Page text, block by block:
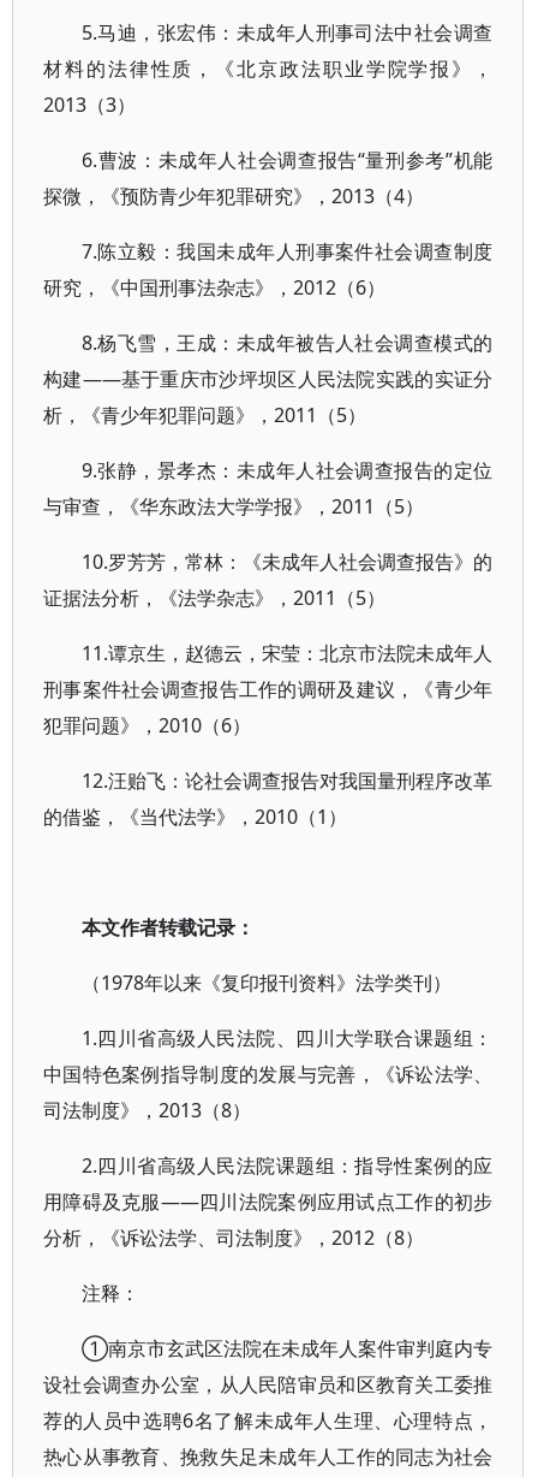
5.马迪，张宏伟：未成年人刑事司法中社会调查
材料的法律性质，《北京政法职业学院学报》，
2013（3）
6.曹波：未成年人社会调查报告“量刑参考”机能
探微，《预防青少年犯罪研究》，2013（4）
7.陈立毅：我国未成年人刑事案件社会调查制度
研究，《中国刑事法杂志》，2012（6）
8.杨飞雪，王成：未成年被告人社会调查模式的
构建——基于重庆市沙坪坝区人民法院实践的实证分
析，《青少年犯罪问题》，2011（5）
9.张静，景孝杰：未成年人社会调查报告的定位
与审查，《华东政法大学学报》，2011（5）
10.罗芳芳，常林：《未成年人社会调查报告》的
证据法分析，《法学杂志》，2011（5）
11.谭京生，赵德云，宋莹：北京市法院未成年人
刑事案件社会调查报告工作的调研及建议，《青少年
犯罪问题》，2010（6）
12.汪贻飞：论社会调查报告对我国量刑程序改革
的借鉴，《当代法学》，2010（1）
本文作者转载记录：
（1978年以来《复印报刊资料》法学类刊）
1.四川省高级人民法院、四川大学联合课题组：
中国特色案例指导制度的发展与完善，《诉讼法学、
司法制度》，2013（8）
2.四川省高级人民法院课题组：指导性案例的应
用障碍及克服——四川法院案例应用试点工作的初步
分析，《诉讼法学、司法制度》，2012（8）
注释：
①南京市玄武区法院在未成年人案件审判庭内专
设社会调查办公室，从人民陪审员和区教育关工委推
荐的人员中选聘6名了解未成年人生理、心理特点，
热心从事教育、挽救失足未成年人工作的同志为社会